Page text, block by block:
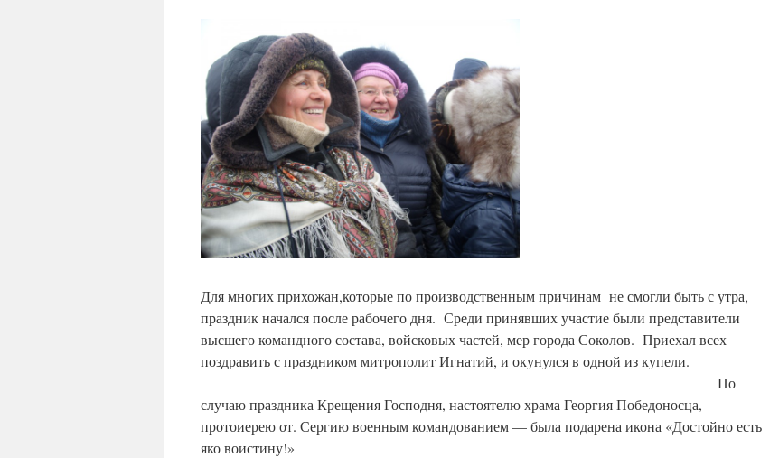
Для многих прихожан,которые по производственным причинам не смогли быть с утра,
праздник начался после рабочего дня. Среди принявших участие были представители
высшего командного состава, войсковых частей, мер города Соколов. Приехал всех
поздравить с праздником митрополит Игнатий, и окунулся в одной из купели.
По
случаю праздника Крещения Господня, настоятелю храма Георгия Победоносца,
протоиерею от. Сергию военным командованием — была подарена икона «Достойно есть
яко воистину!»